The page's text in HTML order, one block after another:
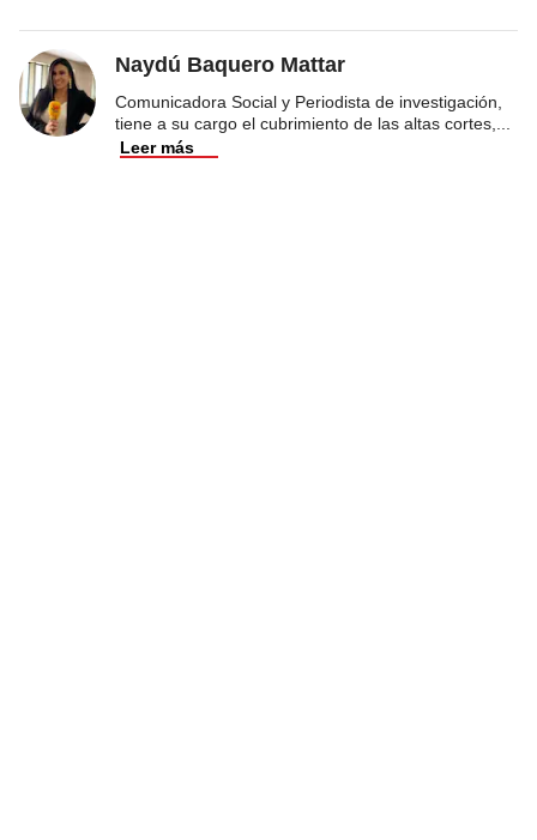
Naydú Baquero Mattar
Comunicadora Social y Periodista de investigación,
tiene a su cargo el cubrimiento de las altas cortes,
Leer más